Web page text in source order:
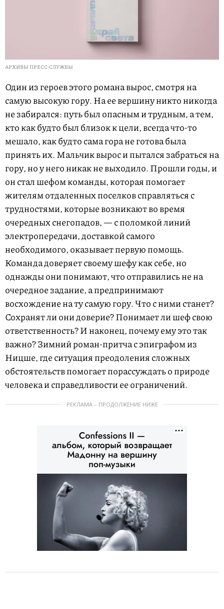
АРХИВЫ ПРЕСС-СЛУЖБЫ
Один из героев этого романа вырос, смотря на
самую высокую гору. На ее вершину никто никогда
не забирался: путь был опасным и трудным, а тем,
кто как будто был близок к цели, всегда что-то
мешало, как будто сама гора не готова была
принять их. Мальчик вырос и пытался забраться на
гору, но у него никак не выходило. Прошли годы, и
он стал шефом команды, которая помогает
жителям отдаленных поселков справляться с
трудностями, которые возникают во время
очередных снегопадов, — с поломкой линий
электропередачи, доставкой самого
необходимого, оказывает первую помощь.
Команда доверяет своему шефу как себе, но
однажды они понимают, что отправились не на
очередное задание, а предпринимают
восхождение на ту самую гору. Что с ними станет?
Сохранят ли они доверие? Понимает ли шеф свою
ответственность? И наконец, почему ему это так
важно? Зимний роман-притча с эпиграфом из
Ницше, где ситуация преодоления сложных
обстоятельств помогает порассуждать о природе
человека и справедливости ее ограничений.
РЕКЛАМА – ПРОДОЛЖЕНИЕ НИЖЕ